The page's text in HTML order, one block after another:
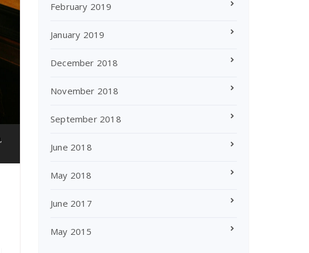
,
February 2019
January 2019
December 2018
November 2018
September 2018
June 2018
May 2018
June 2017
May 2015